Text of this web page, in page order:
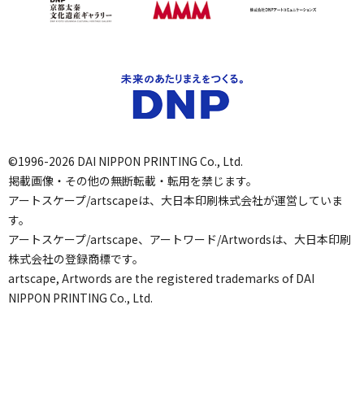
©1996-2026 DAI NIPPON PRINTING Co., Ltd.
掲載画像・その他の無断転載・転用を禁じます。
アートスケープ/artscapeは、大日本印刷株式会社が運営していま
す。
アートスケープ/artscape、アートワード/Artwordsは、大日本印刷
株式会社の登録商標です。
artscape, Artwords are the registered trademarks of DAI
NIPPON PRINTING Co., Ltd.